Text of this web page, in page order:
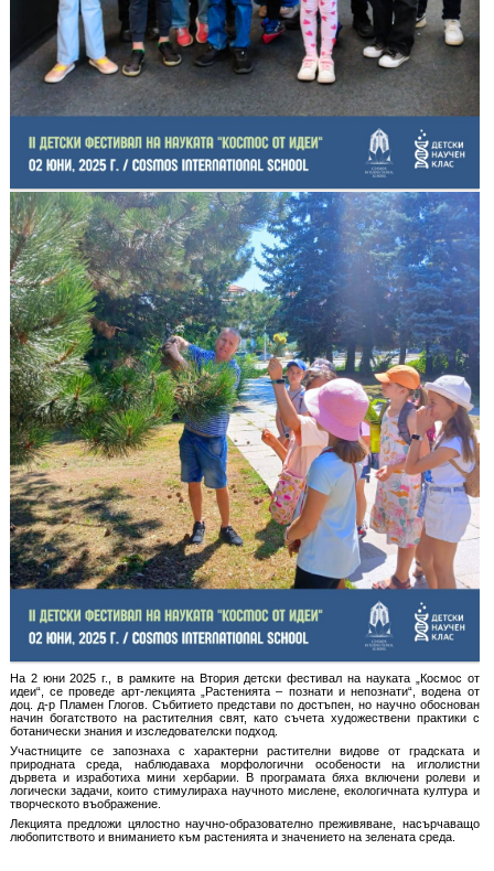
На 2 юни 2025 г., в рамките на Втория детски фестивал на науката „Космос от
идеи“, се проведе арт-лекцията „Растенията – познати и непознати“, водена от
доц. д-р Пламен Глогов. Събитието представи по достъпен, но научно обоснован
начин богатството на растителния свят, като съчета художествени практики с
ботанически знания и изследователски подход.
Участниците се запознаха с характерни растителни видове от градската и
природната среда, наблюдаваха морфологични особености на иглолистни
дървета и изработиха мини хербарии. В програмата бяха включени ролеви и
логически задачи, които стимулираха научното мислене, екологичната култура и
творческото въображение.
Лекцията предложи цялостно научно-образователно преживяване, насърчаващо
любопитството и вниманието към растенията и значението на зелената среда.